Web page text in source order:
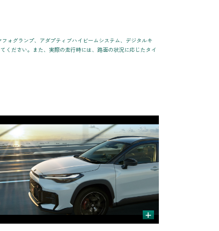
ォグランプ、アダプティブハイビームシステム、デジタルキ
ださい。また、実際の走行時には、路面の状況に応じたタイ
+